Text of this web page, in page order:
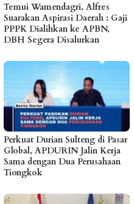
Temui Wamendagri, Alfres
Suarakan Aspirasi Daerah : Gaji
PPPK Dialihkan ke APBN,
DBH Segera Disalurkan
Perkuat Durian Sulteng di Pasar
Global, APDURIN Jalin Kerja
Sama dengan Dua Perusahaan
Tiongkok